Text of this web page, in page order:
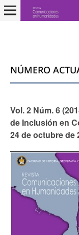
NÚMERO
Vol. 2 Núm. 6
de Inclusión en
24 de octubre de